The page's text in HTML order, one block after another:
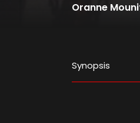
Oranne
Synopsis